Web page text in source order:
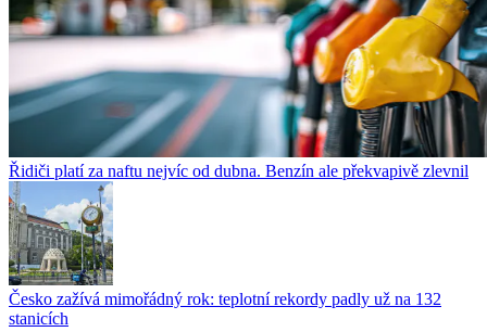
Řidiči platí za naftu nejvíc od dubna. Benzín ale překvapivě zlevnil
Česko zažívá mimořádný rok: teplotní rekordy padly už na 132
stanicích